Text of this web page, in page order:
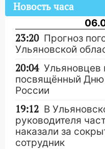
Новость часа
23:20 Прогноз
Ульяновской
20:04 Ульяновцев
посвящённый Дню
России
19:12 В
руководителя
наказали за
сотрудник